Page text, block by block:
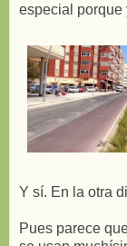
especial porque
Y sí. En la otra
Pues parece